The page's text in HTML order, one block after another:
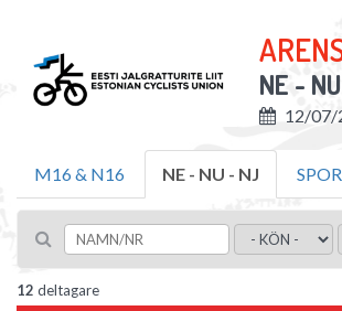
NE -
12/07/
M16 & N16 NE - NU - NJ
12 deltagare